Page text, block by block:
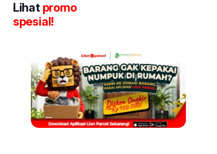
Lihat promo
spesial!